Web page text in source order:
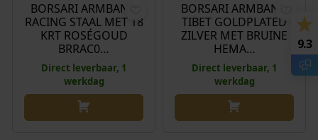
BORSARI ARMBAND
RACING STAAL MET 18
KRT ROSÉGOUD
BRRAC0…
Direct leverbaar, 1
werkdag
BORSARI ARMBAND
TIBET GOLDPLATED
ZILVER MET BRUINE
HEMA…
Direct leverbaar, 1
werkdag
9.3